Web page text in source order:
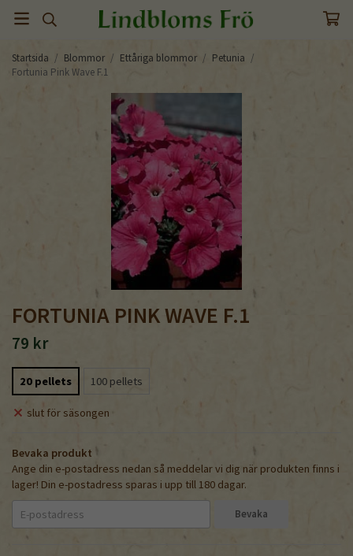
Startsida / Blommor / Ettåriga blommor / Petunia /
Fortunia Pink Wave F.1
FORTUNIA PINK WAVE F.1
79 kr
20 pellets 100 pellets
slut för säsongen
Bevaka produkt
Ange din e-postadress nedan så meddelar vi dig när produkten finns i
lager! Din e-postadress sparas i upp till 180 dagar.
Bevaka